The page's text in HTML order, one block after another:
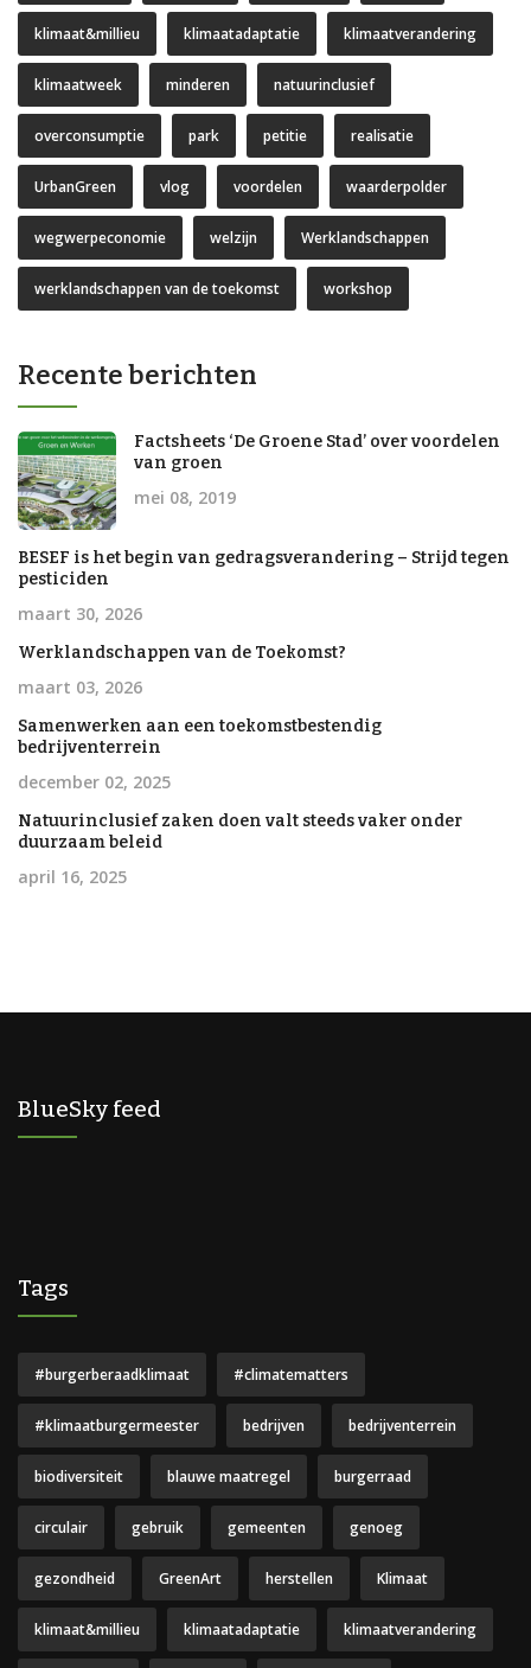
klimaat&millieu klimaatadaptatie klimaatverandering
klimaatweek minderen natuurinclusief
overconsumptie park petitie realisatie
UrbanGreen vlog voordelen waarderpolder
wegwerpeconomie welzijn Werklandschappen
werklandschappen van de toekomst workshop
Recente berichten
Factsheets ‘De Groene Stad’ over voordelen
van groen
mei 08, 2019
BESEF is het begin van gedragsverandering – Strijd tegen
pesticiden
maart 30, 2026
Werklandschappen van de Toekomst?
maart 03, 2026
Samenwerken aan een toekomstbestendig
bedrijventerrein
december 02, 2025
Natuurinclusief zaken doen valt steeds vaker onder
duurzaam beleid
april 16, 2025
BlueSky feed
Tags
#burgerberaadklimaat #climatematters
#klimaatburgermeester bedrijven bedrijventerrein
biodiversiteit blauwe maatregel burgerraad
circulair gebruik gemeenten genoeg
gezondheid GreenArt herstellen Klimaat
klimaat&millieu klimaatadaptatie klimaatverandering